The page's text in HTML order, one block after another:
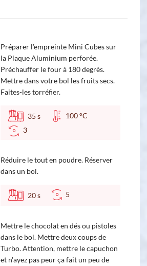
Préparer l’empreinte Mini Cubes sur
la Plaque Aluminium perforée.
Préchauffer le four à 180 degrès.
Mettre dans votre bol les fruits secs.
Faites-les torréfier.
35 s
100 °C
3
Réduire le tout en poudre. Réserver
dans un bol.
20s 5
Mettre le chocolat en dés ou pistoles
dans le bol. Mettre deux coups de
Turbo. Attention, mettre le capuchon
et n'ayez pas peur ça fait un peu de